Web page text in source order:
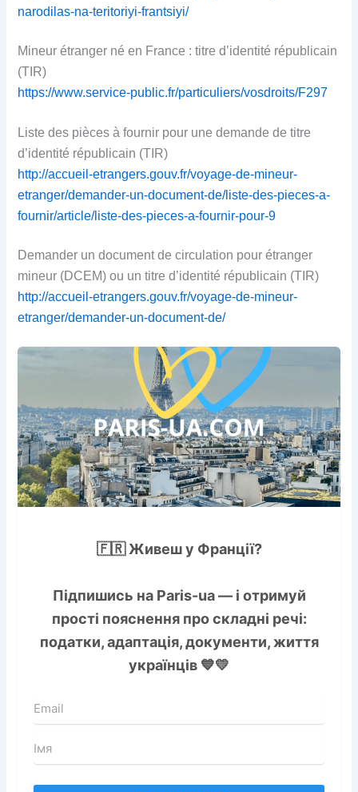
narodilas-na-teritoriyi-frantsiyi/
Mineur étranger né en France : titre d’identité républicain
(TIR)
https://www.service-public.fr/particuliers/vosdroits/F297
Liste des pièces à fournir pour une demande de titre
d’identité républicain (TIR)
http://accueil-etrangers.gouv.fr/voyage-de-mineur-
etranger/demander-un-document-de/liste-des-pieces-a-
fournir/article/liste-des-pieces-a-fournir-pour-9
Demander un document de circulation pour étranger
mineur (DCEM) ou un titre d’identité républicain (TIR)
http://accueil-etrangers.gouv.fr/voyage-de-mineur-
etranger/demander-un-document-de/
🇫🇷 Живеш у Франції?
Підпишись на Paris-ua— і отримуй
прості пояснення про складні речі:
податки, адаптація, документи, життя
українців 💙💛